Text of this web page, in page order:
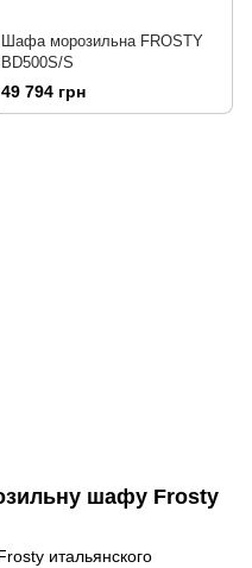
Шафа морозильна FROSTY
BD500S/S
49 794 грн
шафу Frosty
итальянского